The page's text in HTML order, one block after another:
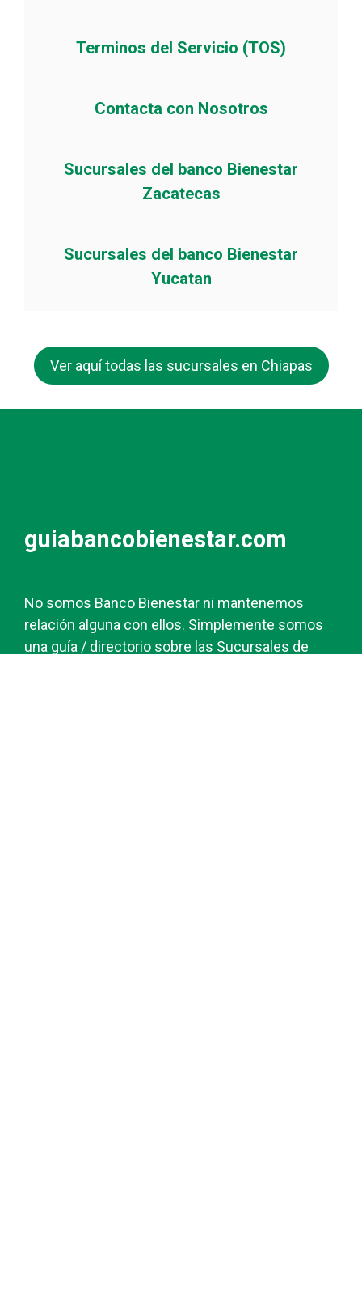
Terminos del Servicio (TOS)
Contacta con Nosotros
Sucursales del banco Bienestar
Zacatecas
Sucursales del banco Bienestar
Yucatan
Ver aquí todas las sucursales en Chiapas
guiabancobienestar.com
No somos Banco Bienestar ni mantenemos
relación alguna con ellos. Simplemente somos
una guía / directorio sobre las Sucursales de